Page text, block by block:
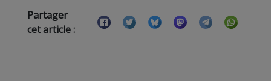
Partager
cet article :